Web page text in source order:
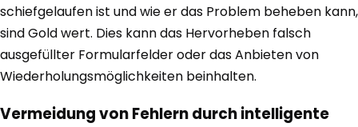
schiefgelaufen ist und wie er das Problem beheben kann,
sind Gold wert. Dies kann das Hervorheben falsch
ausgefüllter Formularfelder oder das Anbieten von
Wiederholungsmöglichkeiten beinhalten.
Vermeidung von Fehlern durch intelligente